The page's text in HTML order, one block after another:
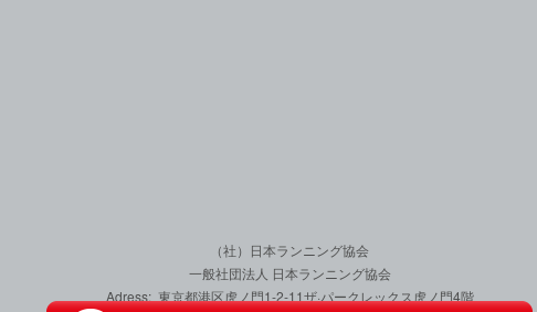
（社）日本ランニング協会
一般社団法人 日本ランニング協会
Adress: 東京都港区虎ノ門1-2-11ザ·パークレックス虎ノ門4階